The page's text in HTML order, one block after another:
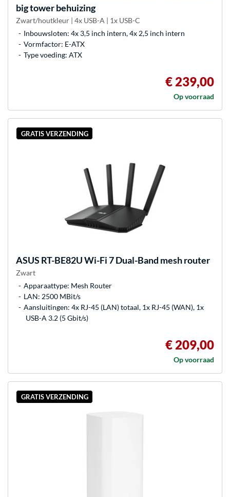
big tower behuizing
Zwart/houtkleur | 4x USB-A | 1x USB-C
Inbouwsloten: 4x 3,5 inch intern, 4x 2,5 inch intern
Vormfactor: E-ATX
Type voeding: ATX
€ 239,00
Op voorraad
GRATIS VERZENDING
ASUS RT-BE82U Wi-Fi 7 Dual-Band mesh router
Zwart
Apparaattype: Mesh Router
LAN: 2500 MBit/s
Aansluitingen: 4x RJ-45 (LAN) totaal, 1x RJ-45 (WAN), 1x
USB-A 3.2 (5 Gbit/s)
€ 209,00
Op voorraad
GRATIS VERZENDING